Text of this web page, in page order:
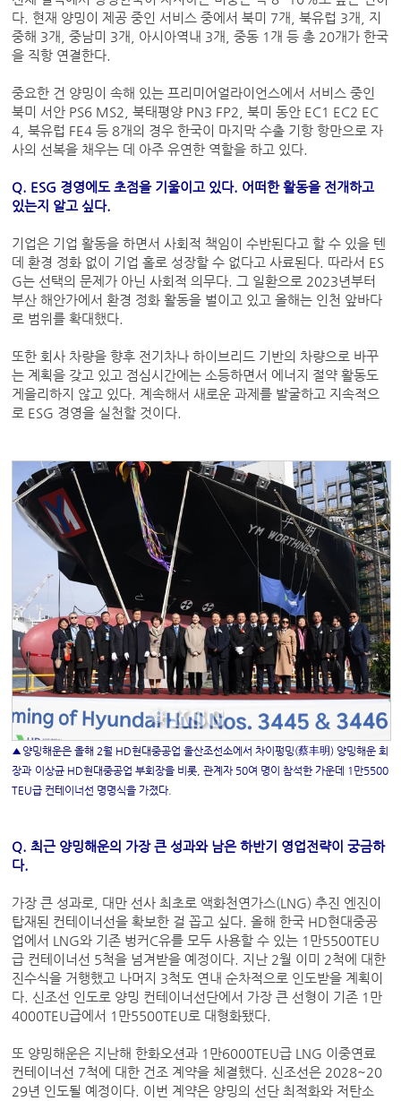
다. 현재 양밍이 제공 중인 서비스 중에서 북미 7개, 북유럽 3개, 지
중해 3개, 중남미 3개, 아시아역내 3개, 중동 1개 등 총 20개가 한국
을 직항 연결한다.
중요한 건 양밍이 속해 있는 프리미어얼라이언스에서 서비스 중인
북미 서안 PS6 MS2, 북태평양 PN3 FP2, 북미 동안 EC1 EC2 EC
4, 북유럽 FE4 등 8개의 경우 한국이 마지막 수출 기항 항만으로 자
사의 선복을 채우는 데 아주 유연한 역할을 하고 있다.
Q. ESG 경영에도 초점을 기울이고 있다. 어떠한 활동을 전개하고
있는지 알고 싶다.
기업은 기업 활동을 하면서 사회적 책임이 수반된다고 할 수 있을 텐
데 환경 정화 없이 기업 홀로 성장할 수 없다고 사료된다. 따라서 ES
G는 선택의 문제가 아닌 사회적 의무다. 그 일환으로 2023년부터
부산 해안가에서 환경 정화 활동을 벌이고 있고 올해는 인천 앞바다
로 범위를 확대했다.
또한 회사 차량을 향후 전기차나 하이브리드 기반의 차량으로 바꾸
는 계획을 갖고 있고 점심시간에는 소등하면서 에너지 절약 활동도
게을리하지 않고 있다. 계속해서 새로운 과제를 발굴하고 지속적으
로 ESG 경영을 실천할 것이다.
▲양밍해운은 ‌올해 ‌2월 ‌HD현대중공업‌ 울산조선소에서‌ 차이펑밍(蔡丰明)‌ 양밍해운‌ 회
장과 ‌이상균 ‌HD현대중공업 ‌부회장을 ‌비롯,‌ 관계자‌ 50여 ‌명이 ‌참석한‌ 가운데 ‌1만5500
TEU급‌ 컨테이너선‌ 명명식을 ‌가졌다.
Q. 최근 양밍해운의 가장 큰 성과와 남은 하반기 영업전략이 궁금하
다.
가장 큰 성과로, 대만 선사 최초로 액화천연가스(LNG) 추진 엔진이
탑재된 컨테이너선을 확보한 걸 꼽고 싶다. 올해 한국 HD현대중공
업에서 LNG와 기존 벙커C유를 모두 사용할 수 있는 1만5500TEU
급 컨테이너선 5척을 넘겨받을 예정이다. 지난 2월 이미 2척에 대한
진수식을 거행했고 나머지 3척도 연내 순차적으로 인도받을 계획이
다. 신조선 인도로 양밍 컨테이너선단에서 가장 큰 선형이 기존 1만
4000TEU급에서 1만5500TEU로 대형화됐다.
또 양밍해운은 지난해 한화오션과 1만6000TEU급 LNG 이중연료
컨테이너선 7척에 대한 건조 계약을 체결했다. 신조선은 2028~20
29년 인도될 예정이다. 이번 계약은 양밍의 선단 최적화와 저탄소